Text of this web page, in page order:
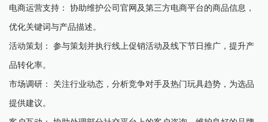
电商运营支持： 协助维护公司官网及第三方电商平台的商品信息，
优化关键词与产品描述。
活动策划： 参与策划并执行线上促销活动及线下节日推广，提升产
品转化率。
市场调研： 关注行业动态，分析竞争对手及热门玩具趋势，为选品
提供建议。